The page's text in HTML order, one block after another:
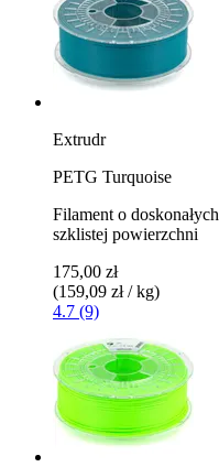
Extrudr
PETG Turquoise
Filament o
szklistej powierzchni
175,00 zł
(159,09 zł / kg)
4.7 (9)